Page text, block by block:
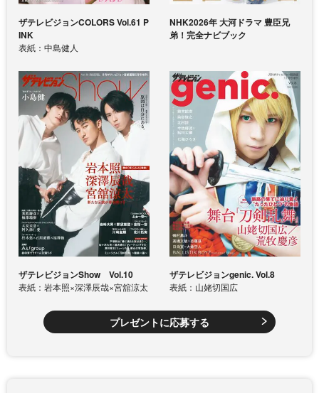
ザテレビジョンCOLORS Vol.61 P
INK
表紙：中島健人
NHK2026年 大河ドラマ 豊臣兄
弟！完全ナビブック
ザテレビジョンShow Vol.10
表紙：岩本照×深澤辰哉×宮舘涼太
ザテレビジョンgenic. Vol.8
表紙：山姥切国広
プレゼントに応募する